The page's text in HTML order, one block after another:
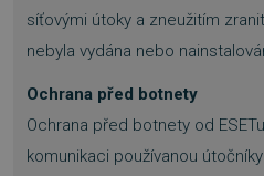
síťovými útoky a zneužitím
nebyla vydána nebo
Ochrana před botnety
Ochrana před botnety od
komunikaci používanou